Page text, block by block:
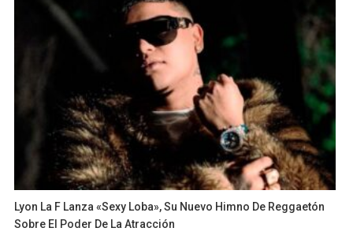
Lyon La F Lanza «Sexy Loba», Su Nuevo Himno De Reggaetón
Sobre El Poder De La Atracción